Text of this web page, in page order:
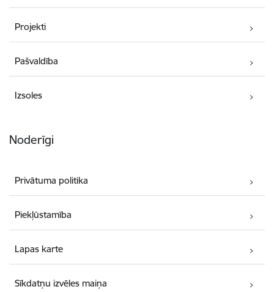
Projekti
Pašvaldība
Izsoles
Noderīgi
Privātuma politika
Piekļūstamība
Lapas karte
Sīkdatņu izvēles maiņa